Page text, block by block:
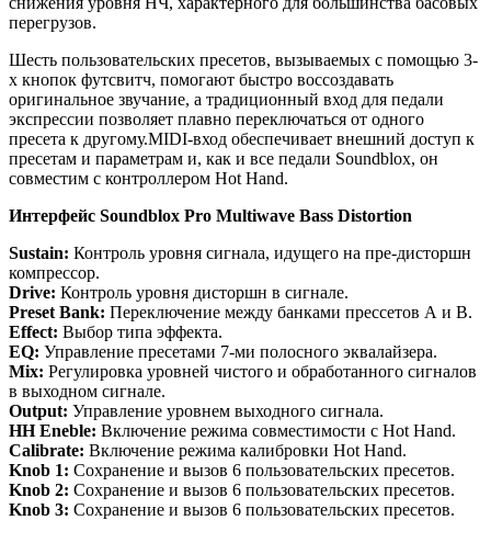
перегрузов.
Шесть пользовательских пресетов, вызываемых с помощью 3-
х кнопок футсвитч, помогают быстро воссоздавать
оригинальное звучание, а традиционный вход для педали
экспрессии позволяет плавно переключаться от одного
пресета к другому.MIDI-вход обеспечивает внешний доступ к
пресетам и параметрам и, как и все педали Soundblox, он
совместим с контроллером Hot Hand.
Интерфейс Soundblox Pro Multiwave Bass Distortion
Sustain: Контроль уровня сигнала, идущего на пре-дисторшн
компрессор.
Drive: Контроль уровня дисторшн в сигнале.
Preset Bank: Переключение между банками прессетов А и В.
Effect: Выбор типа эффекта.
EQ: Управление пресетами 7-ми полосного эквалайзера.
Mix: Регулировка уровней чистого и обработанного сигналов
в выходном сигнале.
Output: Управление уровнем выходного сигнала.
HH Eneble: Включение режима совместимости с Hot Hand.
Calibrate: Включение режима калибровки Hot Hand.
Knob 1: Сохранение и вызов 6 пользовательских пресетов.
Knob 2: Сохранение и вызов 6 пользовательских пресетов.
Knob 3: Сохранение и вызов 6 пользовательских пресетов.